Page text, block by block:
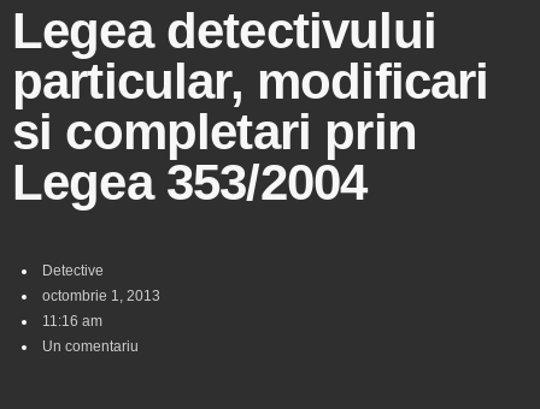
Legea detectivului
particular, modificari
si completari prin
Legea 353/2004
Detective
octombrie 1, 2013
11:16 am
Un comentariu